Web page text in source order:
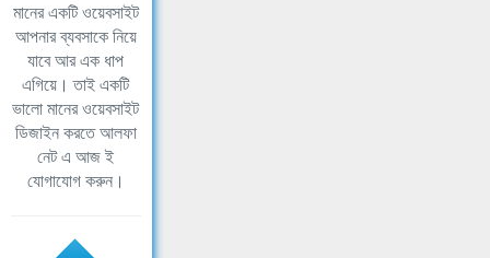
মানের একটি ওয়েবসাইট
আপনার ব্যবসাকে নিয়ে
যাবে আর এক ধাপ
এগিয়ে। তাই একটি
ভালো মানের ওয়েবসাইট
ডিজাইন করতে আলফা
নেট এ আজ ই
যোগাযোগ করুন।